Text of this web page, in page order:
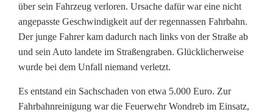
f
a
l
b
über sein Fahrzeug verloren. Ursache dafür war eine nicht
angepasste Geschwindigkeit auf der regennassen Fahrbahn.
Der junge Fahrer kam dadurch nach links von der Straße ab
und sein Auto landete im Straßengraben. Glücklicherweise
wurde bei dem Unfall niemand verletzt.
Es entstand ein Sachschaden von etwa 5.000 Euro. Zur
Fahrbahnreinigung war die Feuerwehr Wondreb im Einsatz,